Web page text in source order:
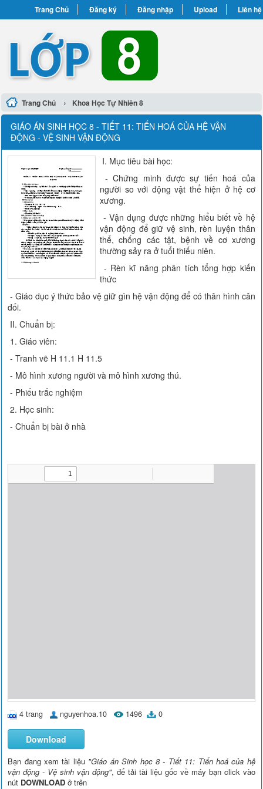
Trang Chủ Đăng ký Đăng nhập Upload Liên hệ
Trang Chủ › Khoa Học Tự Nhiên 8
GIÁO ÁN SINH HỌC 8 - TIẾT 11: TIẾN HOÁ CỦA HỆ VẬN
ĐỘNG - VỆ SINH VẬN ĐỘNG
I. Mục tiêu bài học:
- Chứng minh được sự tiến hoá của
người so với động vật thể hiện ở hệ cơ
xương.
- Vận dụng được những hiểu biết về hệ
vận động để giữ vệ sinh, rèn luyện thân
thể, chống các tật, bệnh về cơ xương
thường sảy ra ở tuổi thiếu niên.
- Rèn kĩ năng phân tích tổng hợp kiến
thức
- Giáo dục ý thức bảo vệ giữ gìn hệ vận động để có thân hình cân
đối.
II. Chuẩn bị:
1. Giáo viên:
- Tranh vẽ H 11.1 H 11.5
- Mô hình xương người và mô hình xương thú.
- Phiếu trắc nghiệm
2. Học sinh:
- Chuẩn bị bài ở nhà
4 trang nguyenhoa.10 1496 0
Download
Bạn đang xem tài liệu "Giáo án Sinh học 8 - Tiết 11: Tiến hoá của hệ
vận động - Vệ sinh vận động", để tải tài liệu gốc về máy bạn click vào
nút DOWNLOAD ở trên